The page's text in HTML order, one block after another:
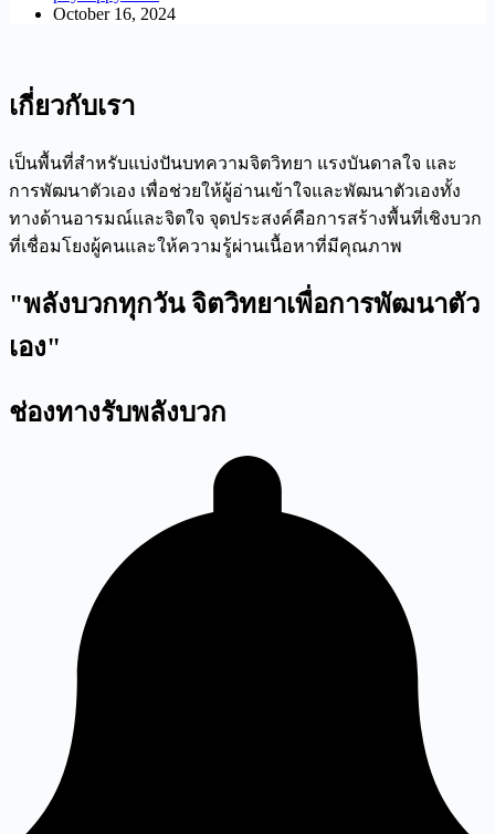
October 16, 2024
เกี่ยวกับเรา
เป็นพื้นที่สำหรับแบ่งปันบทความจิตวิทยา แรงบันดาลใจ และ
การพัฒนาตัวเอง เพื่อช่วยให้ผู้อ่านเข้าใจและพัฒนาตัวเองทั้ง
ทางด้านอารมณ์และจิตใจ จุดประสงค์คือการสร้างพื้นที่เชิงบวก
ที่เชื่อมโยงผู้คนและให้ความรู้ผ่านเนื้อหาที่มีคุณภาพ
"พลังบวกทุกวัน จิตวิทยาเพื่อการพัฒนาตัว
เอง"
ช่องทางรับพลังบวก